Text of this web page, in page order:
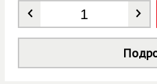
Количество